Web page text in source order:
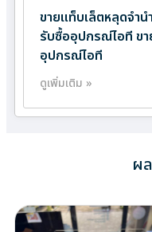
ขายแท็บเล็ตหลุดจำน
รับซื้ออุปกรณ์ไอที ขา
อุปกรณ์ไอที
ดูเพิ่มเติม »
ผ